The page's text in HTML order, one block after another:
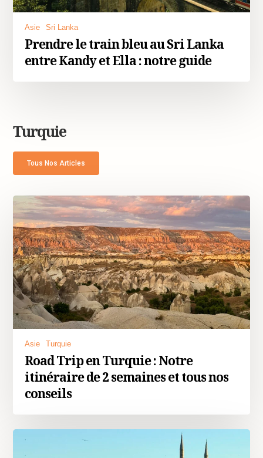
Asie Sri Lanka
Prendre le train bleu au Sri Lanka
entre Kandy et Ella : notre guide
Turquie
Tous Nos Articles
Asie Turquie
Road Trip en Turquie : Notre
itinéraire de 2 semaines et tous nos
conseils